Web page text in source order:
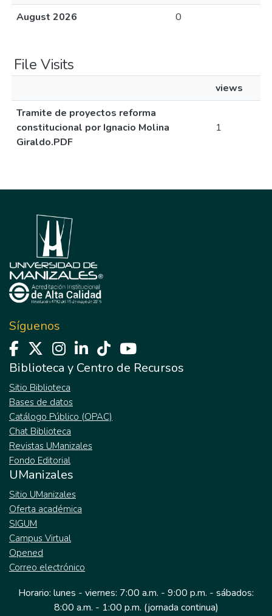
August 2026
0
File Visits
views
Tramite de proyectos reforma
constitucional por Ignacio Molina
Giraldo.PDF
1
Síguenos
Biblioteca y Centro de Recursos
Sitio Biblioteca
Bases de datos
Catálogo Público (OPAC)
Chat Biblioteca
Revistas UManizales
Fondo Editorial
UManizales
Sitio UManizales
Oferta académica
SIGUM
Campus Virtual
Opened
Correo electrónico
Horario: lunes - viernes: 7:00 a.m. - 9:00 p.m. - sábados:
8:00 a.m. - 1:00 p.m. (jornada continua)